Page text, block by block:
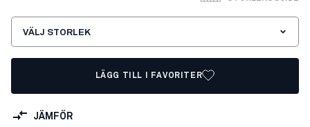
VÄLJ STORLEK
LÄGG TILL I FAVORITER
JÄMFÖR